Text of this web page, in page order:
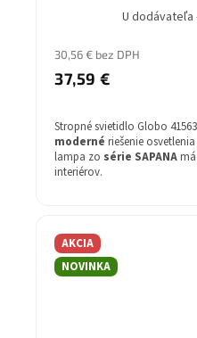
U dodávateľa
30,56 € bez DPH
37,59 €
Stropné svietidlo Globo
moderné riešenie
lampa zo série SAPANAmá
interiérov.
AKCIA
NOVINKA